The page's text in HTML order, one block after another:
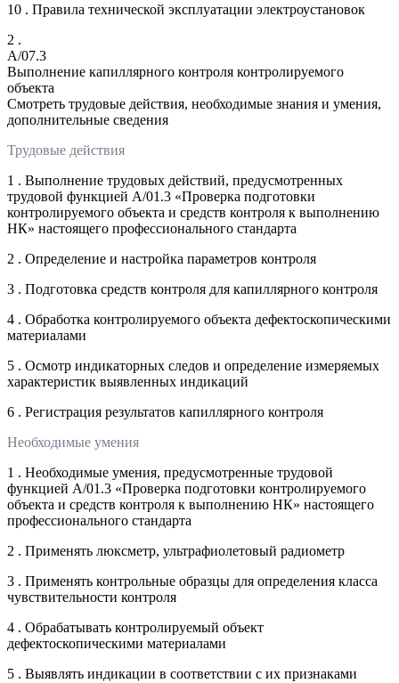
10 . Правила технической эксплуатации электроустановок
2 .
A/07.3
Выполнение капиллярного контроля контролируемого
объекта
Смотреть трудовые действия, необходимые знания и умения,
дополнительные сведения
Трудовые действия
1 . Выполнение трудовых действий, предусмотренных
трудовой функцией А/01.3 «Проверка подготовки
контролируемого объекта и средств контроля к выполнению
НК» настоящего профессионального стандарта
2 . Определение и настройка параметров контроля
3 . Подготовка средств контроля для капиллярного контроля
4 . Обработка контролируемого объекта дефектоскопическими
материалами
5 . Осмотр индикаторных следов и определение измеряемых
характеристик выявленных индикаций
6 . Регистрация результатов капиллярного контроля
Необходимые умения
1 . Необходимые умения, предусмотренные трудовой
функцией А/01.3 «Проверка подготовки контролируемого
объекта и средств контроля к выполнению НК» настоящего
профессионального стандарта
2 . Применять люксметр, ультрафиолетовый радиометр
3 . Применять контрольные образцы для определения класса
чувствительности контроля
4 . Обрабатывать контролируемый объект
дефектоскопическими материалами
5 . Выявлять индикации в соответствии с их признаками